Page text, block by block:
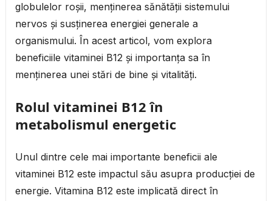
globulelor roșii, menținerea sănătății sistemului
nervos și susținerea energiei generale a
organismului. În acest articol, vom explora
beneficiile vitaminei B12 și importanța sa în
menținerea unei stări de bine și vitalități.
Rolul vitaminei B12 în
metabolismul energetic
Unul dintre cele mai importante beneficii ale
vitaminei B12 este impactul său asupra producției de
energie. Vitamina B12 este implicată direct în